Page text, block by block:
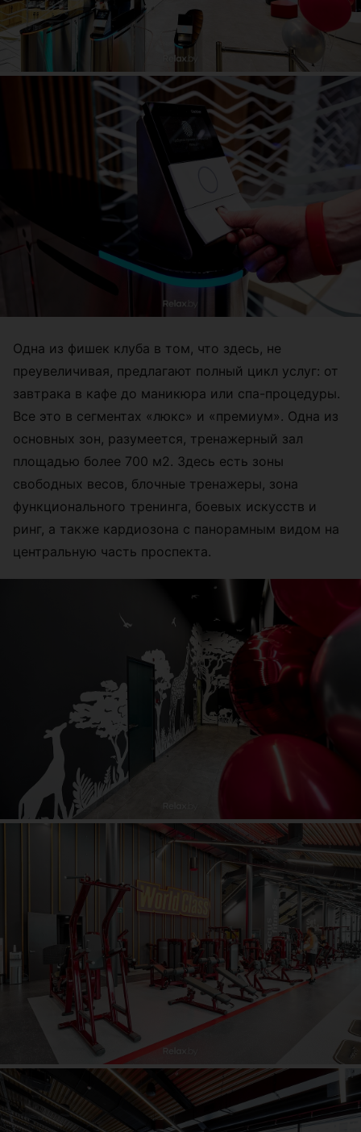
Одна из фишек клуба в том, что здесь, не
преувеличивая, предлагают полный цикл услуг: от
завтрака в кафе до маникюра или спа-процедуры.
Все это в сегментах «люкс» и «премиум». Одна из
основных зон, разумеется, тренажерный зал
площадью более 700 м2. Здесь есть зоны
свободных весов, блочные тренажеры, зона
функционального тренинга, боевых искусств и
ринг, а также кардиозона с панорамным видом на
центральную часть проспекта.